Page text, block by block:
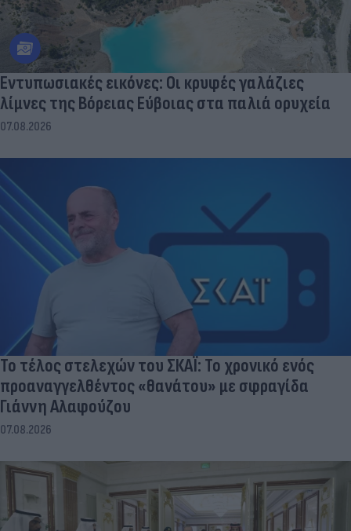
Εντυπωσιακές εικόνες: Οι κρυφές γαλάζιες
λίμνες της Βόρειας Εύβοιας στα παλιά ορυχεία
07.08.2026
Το τέλος στελεχών του ΣΚΑΪ: Το χρονικό ενός
προαναγγελθέντος «θανάτου» με σφραγίδα
Γιάννη Αλαφούζου
07.08.2026